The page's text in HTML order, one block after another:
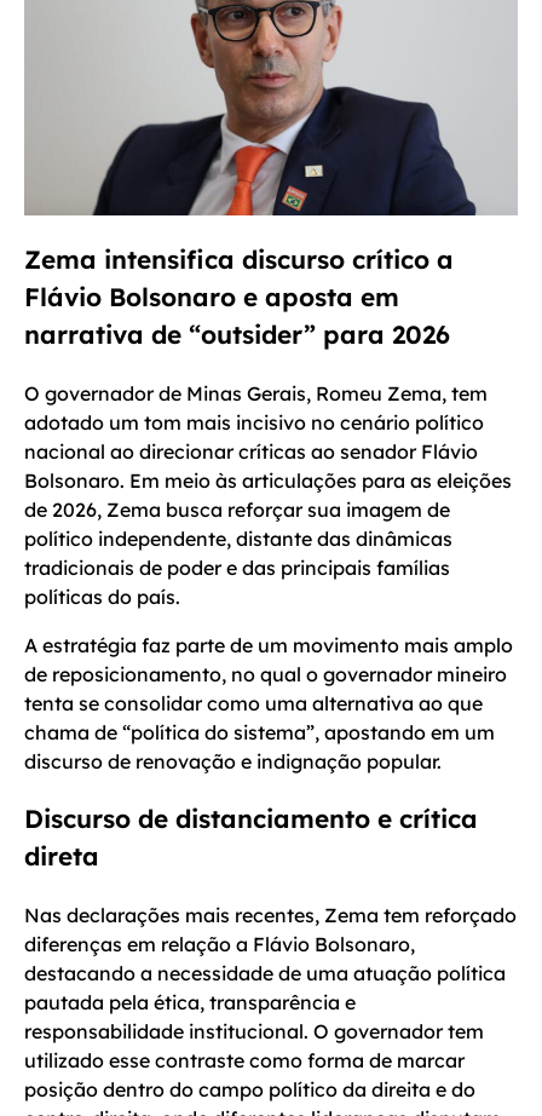
Zema intensifica discurso crítico a
Flávio Bolsonaro e aposta em
narrativa de “outsider” para 2026
O governador de Minas Gerais, Romeu Zema, tem
adotado um tom mais incisivo no cenário político
nacional ao direcionar críticas ao senador Flávio
Bolsonaro. Em meio às articulações para as eleições
de 2026, Zema busca reforçar sua imagem de
político independente, distante das dinâmicas
tradicionais de poder e das principais famílias
políticas do país.
A estratégia faz parte de um movimento mais amplo
de reposicionamento, no qual o governador mineiro
tenta se consolidar como uma alternativa ao que
chama de “política do sistema”, apostando em um
discurso de renovação e indignação popular.
Discurso de distanciamento e crítica
direta
Nas declarações mais recentes, Zema tem reforçado
diferenças em relação a Flávio Bolsonaro,
destacando a necessidade de uma atuação política
pautada pela ética, transparência e
responsabilidade institucional. O governador tem
utilizado esse contraste como forma de marcar
posição dentro do campo político da direita e do